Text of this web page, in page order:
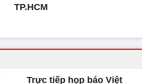
TP.HCM
Trực tiếp họp báo Việt